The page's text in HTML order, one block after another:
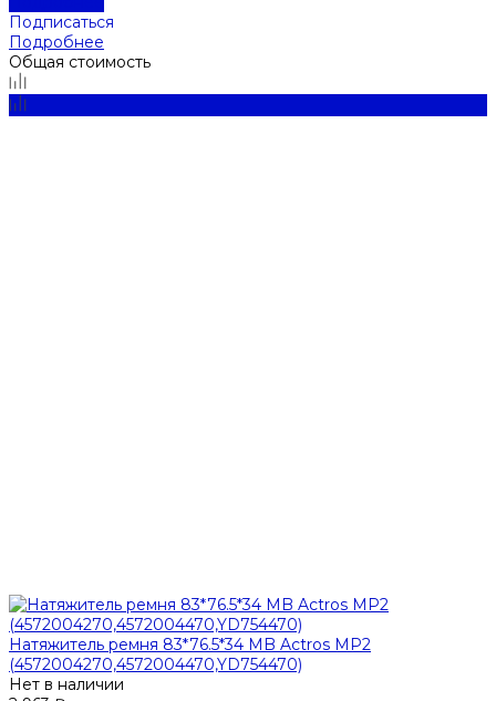
Подписаться
Подробнее
Общая стоимость
Натяжитель ремня 83*76.5*34 MB Actros MP2
(4572004270,4572004470,YD754470)
Нет в наличии